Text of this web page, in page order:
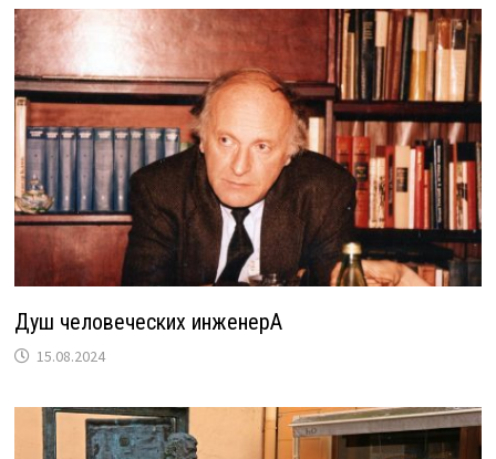
Душ человеческих инженерА
15.08.2024